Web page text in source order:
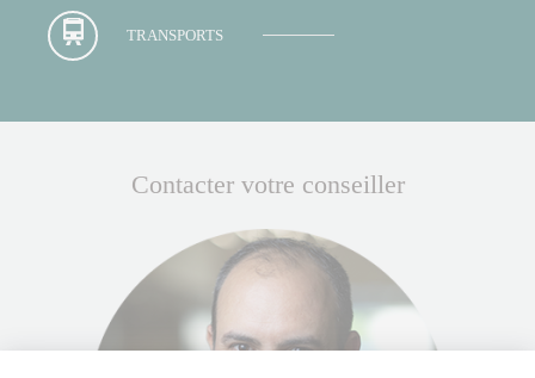
TRANSPORTS
Contacter votre conseiller